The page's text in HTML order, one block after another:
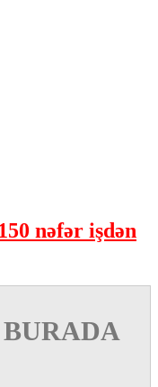
150 nəfər işdən